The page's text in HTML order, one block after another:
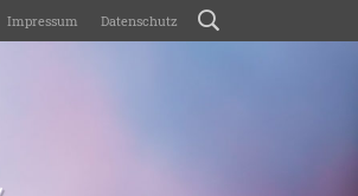
Impressum Datenschutz